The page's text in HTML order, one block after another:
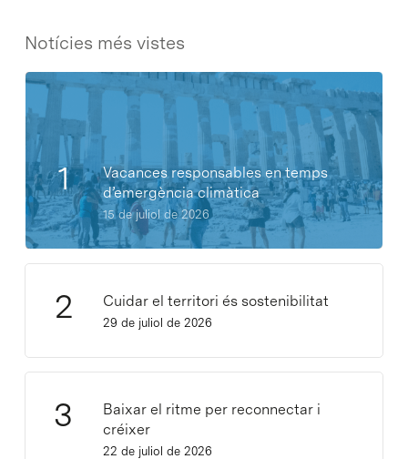
Notícies més vistes
Vacances responsables en temps
d’emergència climàtica
15 de juliol de 2026
Cuidar el territori és sostenibilitat
29 de juliol de 2026
Baixar el ritme per reconnectar i
créixer
22 de juliol de 2026